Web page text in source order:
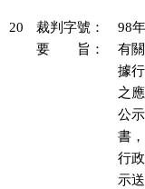
20 裁判字號：
98
要 旨：
有
據
之
公
書
行
示